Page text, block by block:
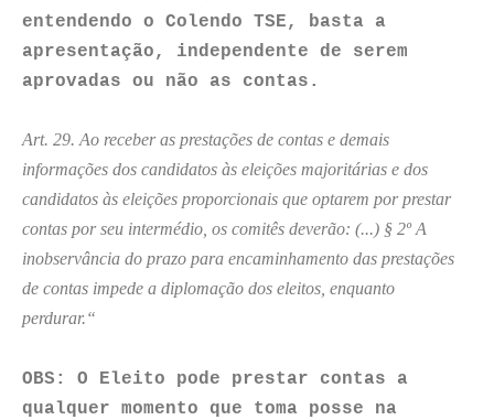
entendendo o Colendo TSE, basta a
apresentação, independente de serem
aprovadas ou não as contas.
Art. 29. Ao receber as prestações de contas e demais
informações dos candidatos às eleições majoritárias e dos
candidatos às eleições proporcionais que optarem por prestar
contas por seu intermédio, os comitês deverão: (...) § 2º A
inobservância do prazo para encaminhamento das prestações
de contas impede a diplomação dos eleitos, enquanto
perdurar.“
OBS: O Eleito pode prestar contas a
qualquer momento que toma posse na